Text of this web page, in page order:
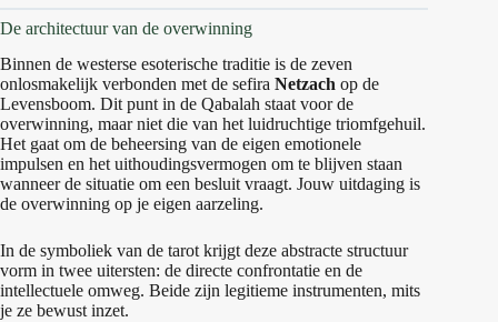
De architectuur van de overwinning
Binnen de westerse esoterische traditie is de zeven
onlosmakelijk verbonden met de sefira Netzach op de
Levensboom. Dit punt in de Qabalah staat voor de
overwinning, maar niet die van het luidruchtige triomfgehuil.
Het gaat om de beheersing van de eigen emotionele
impulsen en het uithoudingsvermogen om te blijven staan
wanneer de situatie om een besluit vraagt. Jouw uitdaging is
de overwinning op je eigen aarzeling.
In de symboliek van de tarot krijgt deze abstracte structuur
vorm in twee uitersten: de directe confrontatie en de
intellectuele omweg. Beide zijn legitieme instrumenten, mits
je ze bewust inzet.